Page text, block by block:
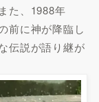
た、1988年
前に神が降臨し
伝説が語り継が